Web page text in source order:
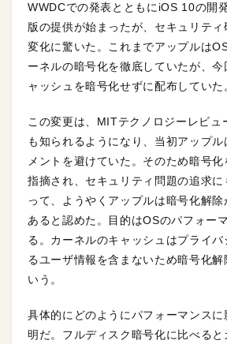
WWDCでの発表とともにiOS 10の開
版の提供が始まったが、セキュリティ
変化に驚いた。これまでアップルは
ーネルの暗号化を徹底していたが、今
ャッシュを暗号化せずに配布していた
この変更は、MITテクノロジーレビュ
も知られるようになり、当初アップル
メントを避けていた。そのため暗号化
指摘され、セキュリティ問題の追求に
って、ようやくアップルは暗号化解
あると認めた。目的はOSのパフォー
る。カーネルのキャッシュはプライ
るユーザ情報を含まないため暗号化解
いう。
具体的にどのようにパフォーマンスに
明だ。フルディスク暗号化に比べる